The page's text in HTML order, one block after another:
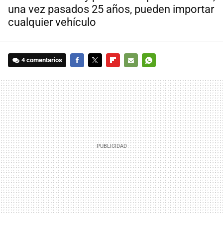
una vez pasados 25 años, pueden importar
cualquier vehículo
4 comentarios
MAIL